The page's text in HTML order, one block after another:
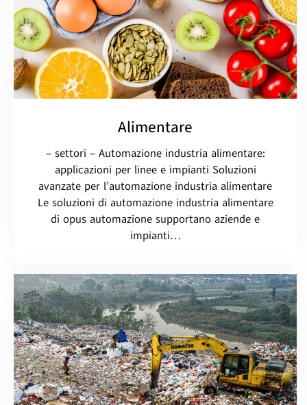
Alimentare
– settori – Automazione industria alimentare:
applicazioni per linee e impianti Soluzioni
avanzate per l’automazione industria alimentare
Le soluzioni di automazione industria alimentare
di opus automazione supportano aziende e
impianti…